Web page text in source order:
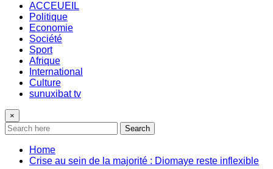
ACCEUEIL
Politique
Economie
Société
Sport
Afrique
International
Culture
sunuxibat tv
×
Search
Home
Crise au sein de la majorité : Diomaye reste inflexible